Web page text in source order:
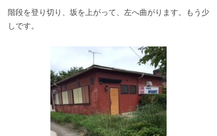
階段を登り切り、坂を上がって、左へ曲がります。もう少
しです。